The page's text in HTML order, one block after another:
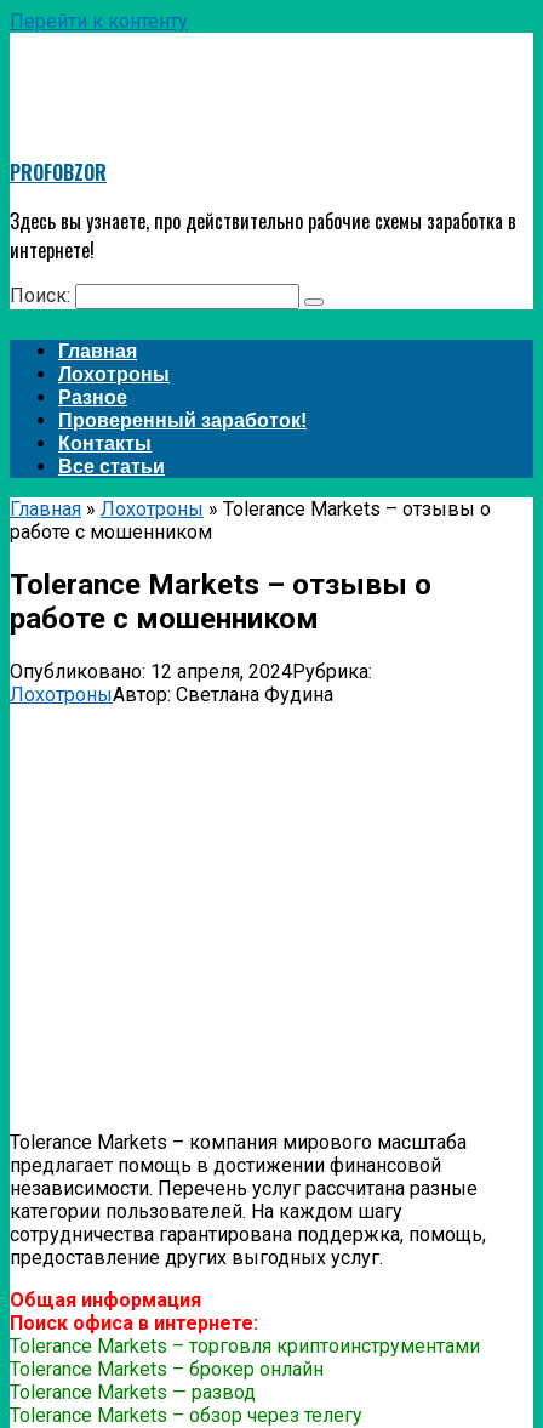
Перейти к контенту
PROFOBZOR
Здесь вы узнаете, про действительно рабочие схемы заработка в
интернете!
Поиск:
Главная
Лохотроны
Разное
Проверенный заработок!
Контакты
Все статьи
Главная » Лохотроны » Tolerance Markets – отзывы о
работе с мошенником
Tolerance Markets – отзывы о
работе с мошенником
Опубликовано: 12 апреля, 2024Рубрика:
ЛохотроныАвтор: Светлана Фудина
Tolerance Markets – компания мирового масштаба
предлагает помощь в достижении финансовой
независимости. Перечень услуг рассчитана разные
категории пользователей. На каждом шагу
сотрудничества гарантирована поддержка, помощь,
предоставление других выгодных услуг.
Общая информация
Поиск офиса в интернете:
Tolerance Markets – торговля криптоинструментами
Tolerance Markets – брокер онлайн
Tolerance Markets — развод
Tolerance Markets – обзор через телегу